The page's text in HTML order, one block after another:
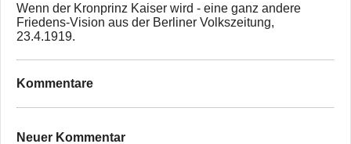
Wenn der Kronprinz Kaiser wird - eine ganz andere
Friedens-Vision aus der Berliner Volkszeitung,
23.4.1919.
Kommentare
Neuer Kommentar